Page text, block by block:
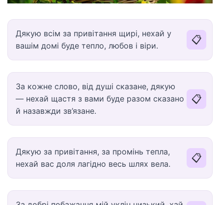
Дякую всім за привітання щирі, нехай у
вашім домі буде тепло, любов і віри.
📋
За кожне слово, від душі сказане, дякую
— нехай щастя з вами буде разом сказано
й назавжди зв’язане.
📋
Дякую за привітання, за промінь тепла,
нехай вас доля лагідно весь шлях вела.
📋